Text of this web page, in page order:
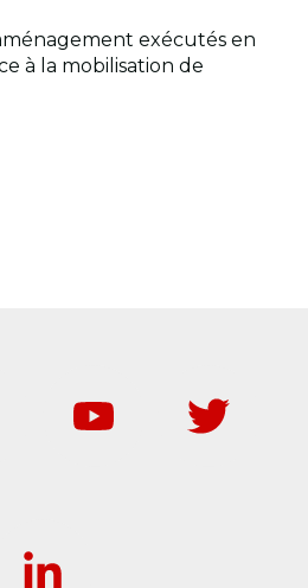
exécutés en
à la mobilisation de